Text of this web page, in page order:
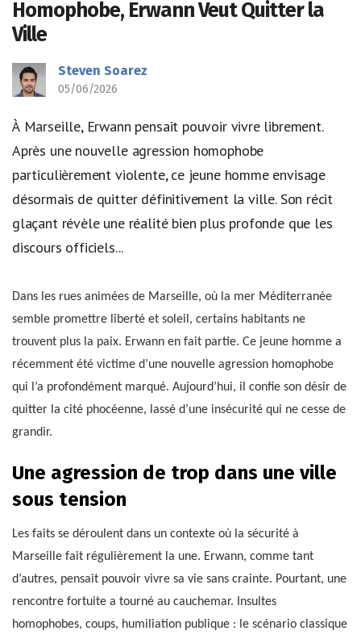
Homophobe, Erwann Veut Quitter la
Ville
Steven Soarez
05/06/2026
À Marseille, Erwann pensait pouvoir vivre librement.
Après une nouvelle agression homophobe
particulièrement violente, ce jeune homme envisage
désormais de quitter définitivement la ville. Son récit
glaçant révèle une réalité bien plus profonde que les
discours officiels...
Dans les rues animées de Marseille, où la mer Méditerranée
semble promettre liberté et soleil, certains habitants ne
trouvent plus la paix. Erwann en fait partie. Ce jeune homme a
récemment été victime d’une nouvelle agression homophobe
qui l’a profondément marqué. Aujourd’hui, il confie son désir de
quitter la cité phocéenne, lassé d’une insécurité qui ne cesse de
grandir.
Une agression de trop dans une ville
sous tension
Les faits se déroulent dans un contexte où la sécurité à
Marseille fait régulièrement la une. Erwann, comme tant
d’autres, pensait pouvoir vivre sa vie sans crainte. Pourtant, une
rencontre fortuite a tourné au cauchemar. Insultes
homophobes, coups, humiliation publique : le scénario classique